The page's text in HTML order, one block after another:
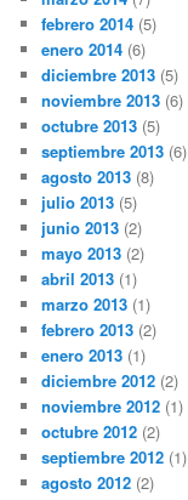
febrero 2014 (5)
enero 2014 (6)
diciembre 2013 (5)
noviembre 2013 (6)
octubre 2013 (5)
septiembre 2013 (6)
agosto 2013 (8)
julio 2013 (5)
junio 2013 (2)
mayo 2013 (2)
abril 2013 (1)
marzo 2013 (1)
febrero 2013 (2)
enero 2013 (1)
diciembre 2012 (2)
noviembre 2012 (1)
octubre 2012 (2)
septiembre 2012 (1)
agosto 2012 (2)